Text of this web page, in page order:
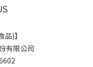
品)】
有限公司